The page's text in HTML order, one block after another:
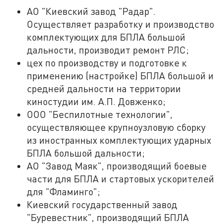
АО "Киевский завод "Радар".
Осуществляет разработку и производство
комплектующих для БПЛА большой
дальности, производит ремонт РЛС;
цех по производству и подготовке к
применению (настройке) БПЛА большой и
средней дальности на территории
киностудии им. А.П. Довженко;
ООО "Беспилотные технологии",
осуществляющее крупноузловую сборку
из иностранных комплектующих ударных
БПЛА большой дальности;
АО "Завод Маяк", производящий боевые
части для БПЛА и стартовых ускорителей
для "Фламинго";
Киевский государственный завод
"Буревестник", производящий БПЛА